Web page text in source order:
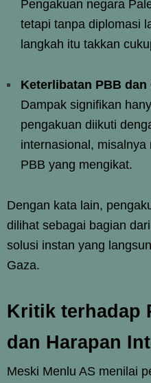
Pengakuan negara
tetapi tanpa diplomasi
langkah itu takkan
Keterlibatan PBB
Dampak signifikan
pengakuan diikuti
internasional,
PBB yang mengikat.
Dengan kata lain,
dilihat sebagai bagian
solusi instan yang
Gaza.
Kritik terhadap
dan Harapan
Meski Menlu AS menilai